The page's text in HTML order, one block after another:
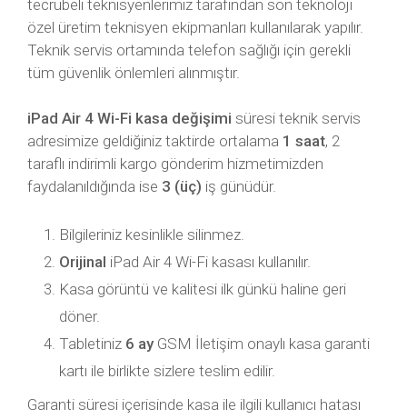
tecrübeli teknisyenlerimiz tarafından son teknoloji
özel üretim teknisyen ekipmanları kullanılarak yapılır.
Teknik servis ortamında telefon sağlığı için gerekli
tüm güvenlik önlemleri alınmıştır.
iPad Air 4 Wi-Fi kasa değişimi süresi teknik servis
adresimize geldiğiniz taktirde ortalama 1 saat, 2
taraflı indirimli kargo gönderim hizmetimizden
faydalanıldığında ise 3 (üç) iş günüdür.
Bilgileriniz kesinlikle silinmez.
Orijinal iPad Air 4 Wi-Fi kasası kullanılır.
Kasa görüntü ve kalitesi ilk günkü haline geri
döner.
Tabletiniz 6 ayGSM İletişim onaylı kasa garanti
kartı ile birlikte sizlere teslim edilir.
Garanti süresi içerisinde kasa ile ilgili kullanıcı hatası